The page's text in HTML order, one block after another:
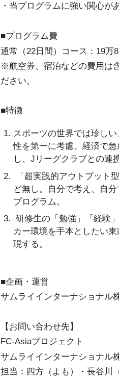
・当プログラムに強い関心が
■プログラム費
通常（22日間）コース：19万
※航空券、宿泊などの費用は
ださい。
■特徴
スポーツの世界では珍し
性を第一に考慮。経済で
し、Jリーグクラブとの連
「超実践的アウトプット
ど無し。自分で考え、自
プログラム。
研修生の「勉強」「経験
カー環境を手本としたい
現する。
■企画・運営
サムライインターナショナル
【お問い合わせ先】
FC-Asiaプロジェクト
サムライインターナショナル
担当：四方（よも）・長谷川